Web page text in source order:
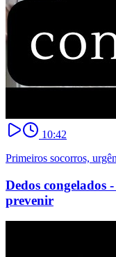
10:42
Primeiros socorros,
Dedos congelados
prevenir